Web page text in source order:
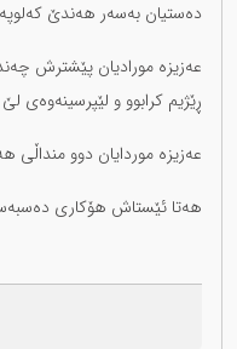
دەستیان بەسەر هەندێ
عەزیزە مورادیان پێشترش
ڕێژیم کرابوو و لێپرسینەوەی لێ
عەزیزە موردایان دوو منداڵی هەیە
هەتا ئێستاش هۆکاری